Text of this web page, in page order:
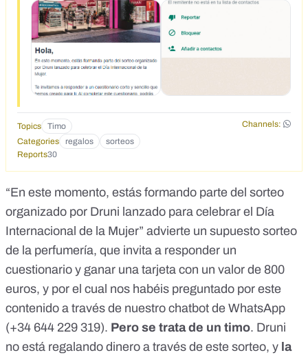
Topics Timo
Channels:
Categories
regalos
sorteos
Reports30
“En este momento, estás formando parte del sorteo
organizado por Druni lanzado para celebrar el Día
Internacional de la Mujer” advierte un supuesto sorteo
de la perfumería, que invita a responder un
cuestionario y ganar una tarjeta con un valor de 800
euros, y por el cual nos habéis preguntado por este
contenido a través de nuestro chatbot de WhatsApp
(+34 644 229 319). Pero se trata de un timo. Druni
no está regalando dinero a través de este sorteo, y la